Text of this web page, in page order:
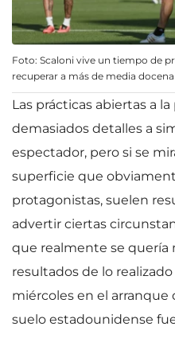
Foto: Scaloni vive un tiempo de
recuperar a más de media
Las prácticas abiertas a
demasiados detalles a
espectador, pero si se
superficie que
protagonistas, suelen
advertir ciertas
que realmente se quería
resultados de lo
miércoles en el arranque
suelo estadounidense